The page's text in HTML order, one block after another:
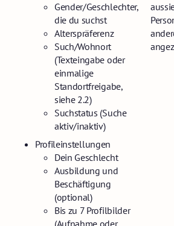
Gender/Geschlechter,
die du suchst
Alterspräferenz
Such/Wohnort
(Texteingabe oder
einmalige
Standortfreigabe,
siehe 2.2)
Suchstatus (Suche
aktiv/inaktiv)
Profileinstellungen
Dein Geschlecht
Ausbildung und
Beschäftigung
(optional)
Bis zu 7 Profilbilder
(Aufnahme oder